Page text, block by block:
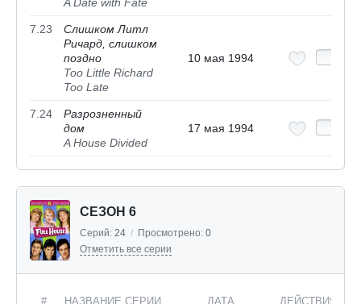
A Date with Fate
7.23
Слишком Литл
Ричард, слишком
поздно
Too Little Richard
Too Late
10 мая 1994
7.24
Разрозненный
дом
A House Divided
17 мая 1994
СЕЗОН 6
Серий: 24 / Просмотрено: 0
Отметить все серии
# НАЗВАНИЕ СЕРИИ ДАТА ДЕЙСТВИЯ